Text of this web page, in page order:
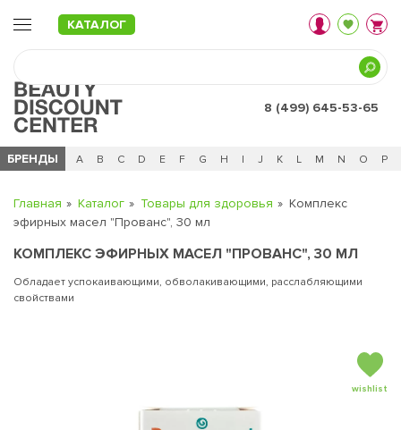
КАТАЛОГ
8 (499) 645-53-65
БРЕНДЫ
Ч 0 - 9 A B C D E F G H I J K L M N O P
Главная Каталог Товары для здоровья
Комплекс
эфирных масел "Прованс", 30 мл
КОМПЛЕКС ЭФИРНЫХ МАСЕЛ "ПРОВАНС", 30 МЛ
Обладает успокаивающими, обволакивающими, расслабляющими
свойствами
wishlist